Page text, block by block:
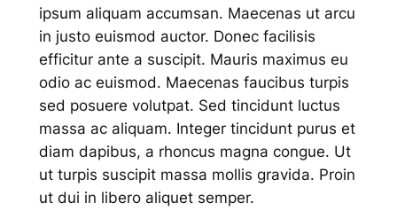
ipsum aliquam accumsan. Maecenas ut arcu
in justo euismod auctor. Donec facilisis
efficitur ante a suscipit. Mauris maximus eu
odio ac euismod. Maecenas faucibus turpis
sed posuere volutpat. Sed tincidunt luctus
massa ac aliquam. Integer tincidunt purus et
diam dapibus, a rhoncus magna congue. Ut
ut turpis suscipit massa mollis gravida. Proin
ut dui in libero aliquet semper.